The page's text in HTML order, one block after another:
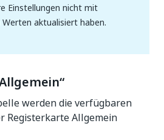
Einstellungen nicht mit
aktualisiert haben.
werden die verfügbaren
Registerkarte Allgemein